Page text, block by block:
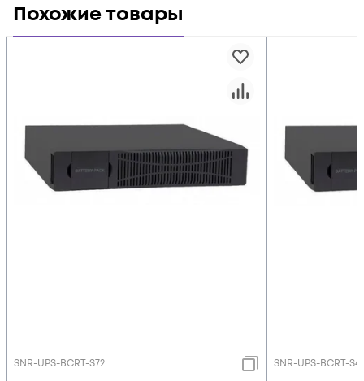
Похожие товары
SNR-UPS-BCRT-S72 SNR-UPS-BCRT-